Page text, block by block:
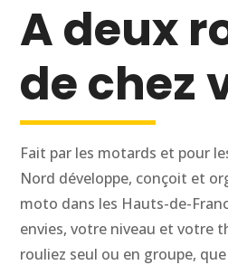
A deux
de chez
Fait par les motards et pour
Nord développe, conçoit et
moto dans les Hauts-de-
envies, votre niveau et votre
rouliez seul ou en groupe,